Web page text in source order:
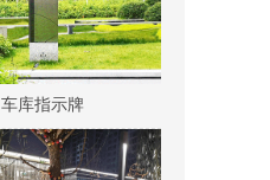
车库指示牌